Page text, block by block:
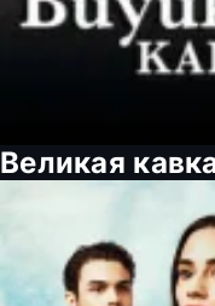
Великая